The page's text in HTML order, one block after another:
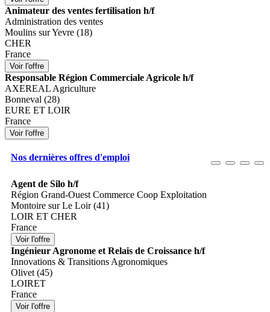
Animateur des ventes fertilisation h/f
Administration des ventes
Moulins sur Yevre (18)
CHER
France
Responsable Région Commerciale Agricole h/f
AXEREAL Agriculture
Bonneval (28)
EURE ET LOIR
France
Nos dernières offres d'emploi
Agent de Silo h/f
Région Grand-Ouest Commerce Coop Exploitation
Montoire sur Le Loir (41)
LOIR ET CHER
France
Ingénieur Agronome et Relais de Croissance h/f
Innovations & Transitions Agronomiques
Olivet (45)
LOIRET
France